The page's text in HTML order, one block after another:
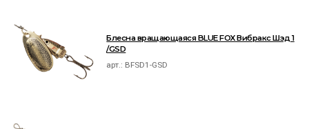
Блесна вращающаяся BLUE FOX Вибракс Шэд 1
/GSD
арт.: BFSD1-GSD